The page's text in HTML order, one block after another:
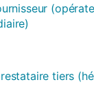
tiers